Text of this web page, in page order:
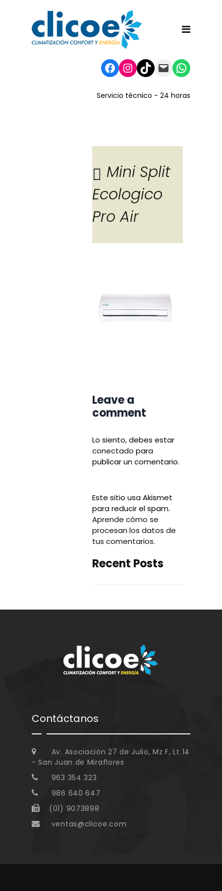
Facebook
Instagram
TikTok
Mail
Servicio técnico - 24 horas
Mini Split
Ecologico
Pro Air
Leave a
comment
Lo siento, debes estar
conectado para
publicar un comentario.
Este sitio usa Akismet
para reducir el spam.
Aprende cómo se
procesan los datos de
tus comentarios.
Recent Posts
Contáctanos
Av. Asociación 27 de Julio, Mz F, Lt 14
- San Juan de Miraflores
963 354 323
986 640 647
(01) 9073898
ventas@clicoe.com